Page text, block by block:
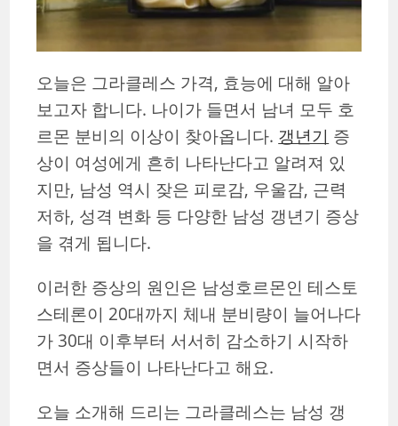
오늘은 그라클레스 가격, 효능에 대해 알아
보고자 합니다. 나이가 들면서 남녀 모두 호
르몬 분비의 이상이 찾아옵니다. 갱년기 증
상이 여성에게 흔히 나타난다고 알려져 있
지만, 남성 역시 잦은 피로감, 우울감, 근력
저하, 성격 변화 등 다양한 남성 갱년기 증상
을 겪게 됩니다.
이러한 증상의 원인은 남성호르몬인 테스토
스테론이 20대까지 체내 분비량이 늘어나다
가 30대 이후부터 서서히 감소하기 시작하
면서 증상들이 나타난다고 해요.
오늘 소개해 드리는 그라클레스는 남성 갱